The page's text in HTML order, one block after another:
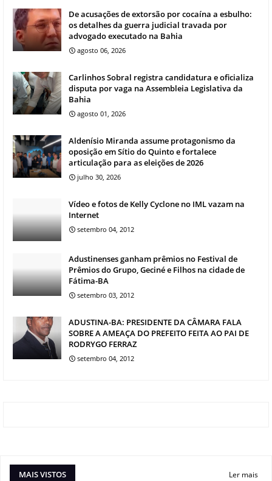
De acusações de extorsão por cocaína a esbulho:
os detalhes da guerra judicial travada por
advogado executado na Bahia
agosto 06, 2026
Carlinhos Sobral registra candidatura e oficializa
disputa por vaga na Assembleia Legislativa da
Bahia
agosto 01, 2026
Aldenísio Miranda assume protagonismo da
oposição em Sítio do Quinto e fortalece
articulação para as eleições de 2026
julho 30, 2026
Vídeo e fotos de Kelly Cyclone no IML vazam na
Internet
setembro 04, 2012
Adustinenses ganham prêmios no Festival de
Prêmios do Grupo, Geciné e Filhos na cidade de
Fátima-BA
setembro 03, 2012
ADUSTINA-BA: PRESIDENTE DA CÂMARA FALA
SOBRE A AMEAÇA DO PREFEITO FEITA AO PAI DE
RODRYGO FERRAZ
setembro 04, 2012
MAIS VISTOS Ler mais